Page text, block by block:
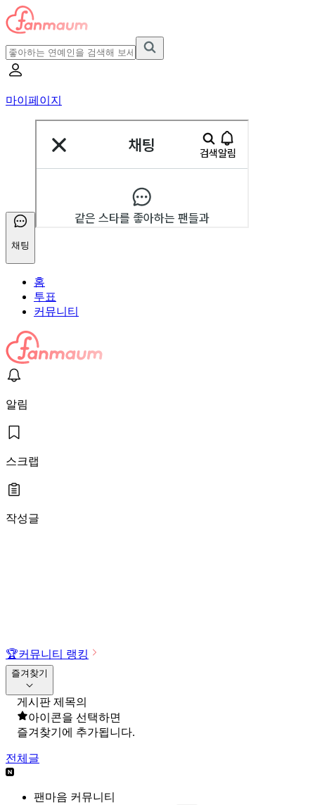
마이페이지
채팅
홈
투표
커뮤니티
알림
스크랩
작성글
🏆커뮤니티 랭킹
즐겨찾기
게시판 제목의
아이콘을 선택하면
즐겨찾기에 추가됩니다.
전체글
팬마음 커뮤니티